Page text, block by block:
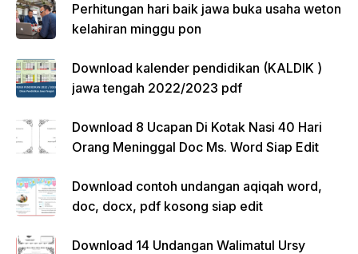
Perhitungan hari baik jawa buka usaha weton
kelahiran minggu pon
Download kalender pendidikan (KALDIK )
jawa tengah 2022/2023 pdf
Download 8 Ucapan Di Kotak Nasi 40 Hari
Orang Meninggal Doc Ms. Word Siap Edit
Download contoh undangan aqiqah word,
doc, docx, pdf kosong siap edit
Download 14 Undangan Walimatul Ursy